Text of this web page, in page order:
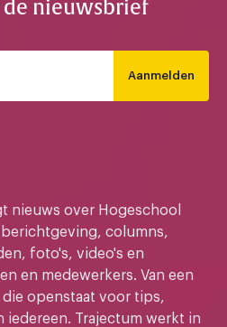
de nieuwsbrief
Aanmelden
nieuws over Hogeschool
columns,
foto's, video's en
en medewerkers. Van een
openstaat voor tips,
iedereen. Trajectum werkt in